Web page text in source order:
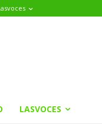
LASVOCES